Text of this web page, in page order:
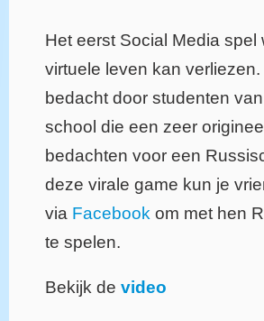
Het eerst Social Media spel
virtuele leven kan
bedacht door studenten
school die een zeer
bedachten voor een
deze virale game kun je
via Facebook om met hen
te spelen.
Bekijk de video